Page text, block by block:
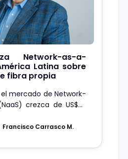
Network-as-a-
Latina sobre
fibra propia
mercado de Network-
crezca de US$33
Cirion está entrando en
Francisco Carrasco M.